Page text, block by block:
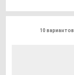
10 вариантов